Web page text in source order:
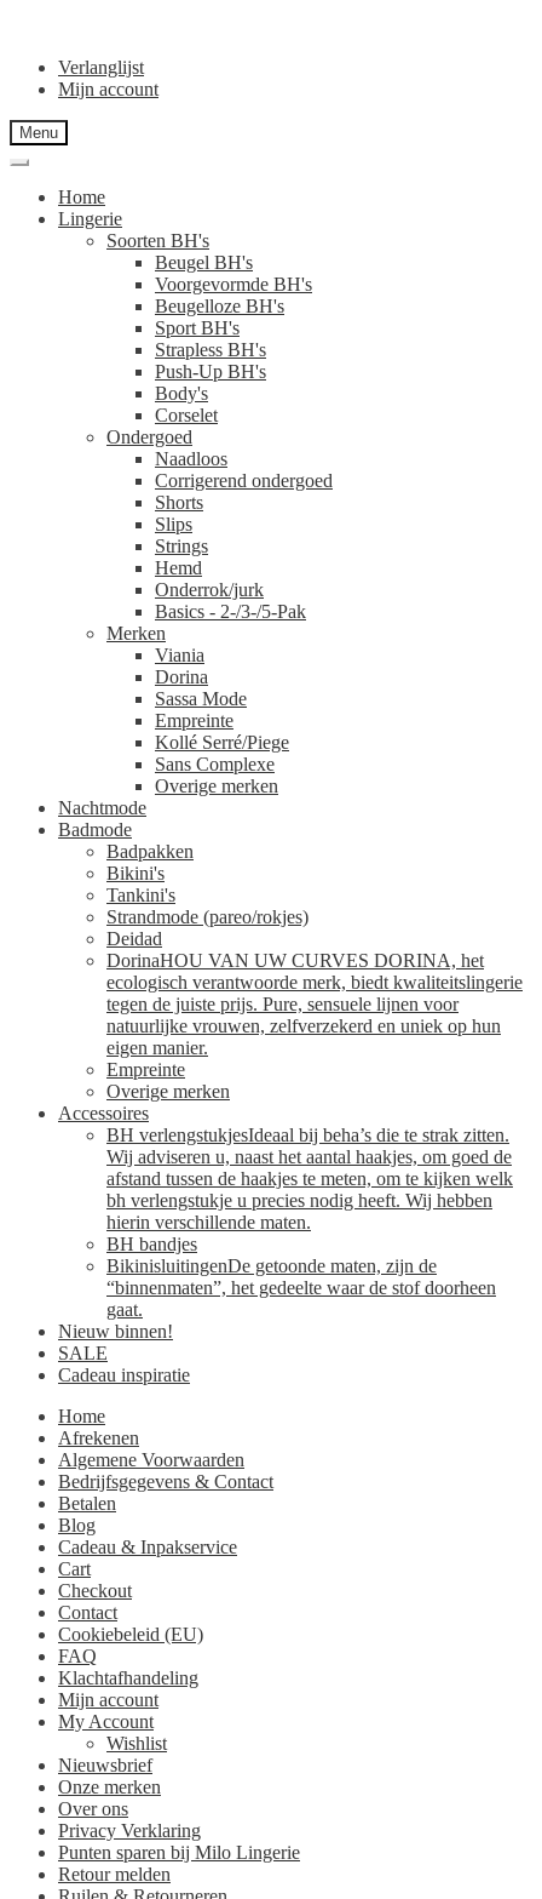
Verlanglijst
Mijn account
Menu
Home
Lingerie
Soorten BH's
Beugel BH's
Voorgevormde BH's
Beugelloze BH's
Sport BH's
Strapless BH's
Push-Up BH's
Body's
Corselet
Ondergoed
Naadloos
Corrigerend ondergoed
Shorts
Slips
Strings
Hemd
Onderrok/jurk
Basics - 2-/3-/5-Pak
Merken
Viania
Dorina
Sassa Mode
Empreinte
Kollé Serré/Piege
Sans Complexe
Overige merken
Nachtmode
Badmode
Badpakken
Bikini's
Tankini's
Strandmode (pareo/rokjes)
Deidad
DorinaHOU VAN UW CURVES DORINA, het
ecologisch verantwoorde merk, biedt kwaliteitslingerie
tegen de juiste prijs. Pure, sensuele lijnen voor
natuurlijke vrouwen, zelfverzekerd en uniek op hun
eigen manier.
Empreinte
Overige merken
Accessoires
BH verlengstukjesIdeaal bij beha’s die te strak zitten.
Wij adviseren u, naast het aantal haakjes, om goed de
afstand tussen de haakjes te meten, om te kijken welk
bh verlengstukje u precies nodig heeft. Wij hebben
hierin verschillende maten.
BH bandjes
BikinisluitingenDe getoonde maten, zijn de
“binnenmaten”, het gedeelte waar de stof doorheen
gaat.
Nieuw binnen!
SALE
Cadeau inspiratie
Home
Afrekenen
Algemene Voorwaarden
Bedrijfsgegevens & Contact
Betalen
Blog
Cadeau & Inpakservice
Cart
Checkout
Contact
Cookiebeleid (EU)
FAQ
Klachtafhandeling
Mijn account
My Account
Wishlist
Nieuwsbrief
Onze merken
Over ons
Privacy Verklaring
Punten sparen bij Milo Lingerie
Retour melden